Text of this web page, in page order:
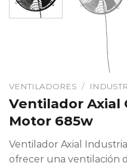
VENTILADORES /
Ventilador Axial
Motor 685w
Ventilador Axial
ofrecer una ventilación